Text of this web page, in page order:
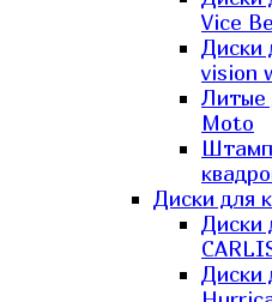
Vice
Диски
vision
Литые
Moto
Диски для
Диски
Диски